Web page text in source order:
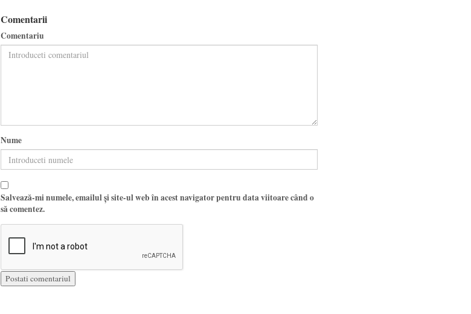
Comentarii
Comentariu
Nume
Salvează-mi numele, emailul și site-ul web în acest navigator pentru data viitoare când o
să comentez.